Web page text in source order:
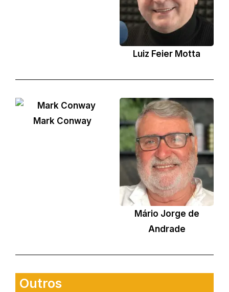
Luiz Feier Motta
Mark Conway
Mário Jorge de
Andrade
Outros